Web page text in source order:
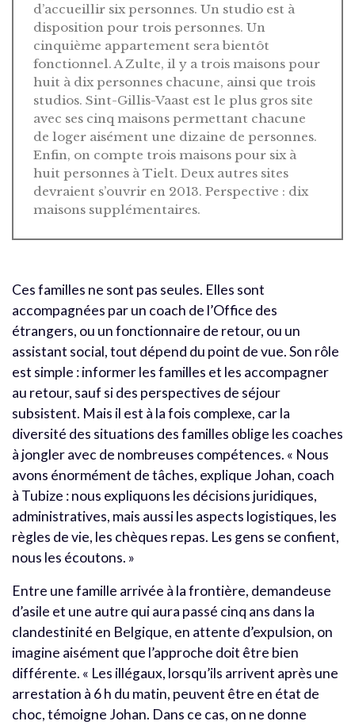
d’accueillir six personnes. Un studio est à
disposition pour trois personnes. Un
cinquième appartement sera bientôt
fonctionnel. A Zulte, il y a trois maisons pour
huit à dix personnes chacune, ainsi que trois
studios. Sint-Gillis-Vaast est le plus gros site
avec ses cinq maisons permettant chacune
de loger aisément une dizaine de personnes.
Enfin, on compte trois maisons pour six à
huit personnes à Tielt. Deux autres sites
devraient s’ouvrir en 2013. Perspective : dix
maisons supplémentaires.
Ces familles ne sont pas seules. Elles sont
accompagnées par un coach de l’Office des
étrangers, ou un fonctionnaire de retour, ou un
assistant social, tout dépend du point de vue. Son rôle
est simple : informer les familles et les accompagner
au retour, sauf si des perspectives de séjour
subsistent. Mais il est à la fois complexe, car la
diversité des situations des familles oblige les coaches
à jongler avec de nombreuses compétences. « Nous
avons énormément de tâches, explique Johan, coach
à Tubize : nous expliquons les décisions juridiques,
administratives, mais aussi les aspects logistiques, les
règles de vie, les chèques repas. Les gens se confient,
nous les écoutons. »
Entre une famille arrivée à la frontière, demandeuse
d’asile et une autre qui aura passé cinq ans dans la
clandestinité en Belgique, en attente d’expulsion, on
imagine aisément que l’approche doit être bien
différente. « Les illégaux, lorsqu’ils arrivent après une
arrestation à 6 h du matin, peuvent être en état de
choc, témoigne Johan. Dans ce cas, on ne donne